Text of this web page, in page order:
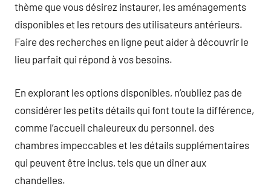
thème que vous désirez instaurer, les aménagements
disponibles et les retours des utilisateurs antérieurs.
Faire des recherches en ligne peut aider à découvrir le
lieu parfait qui répond à vos besoins.
En explorant les options disponibles, n’oubliez pas de
considérer les petits détails qui font toute la différence,
comme l’accueil chaleureux du personnel, des
chambres impeccables et les détails supplémentaires
qui peuvent être inclus, tels que un dîner aux
chandelles.